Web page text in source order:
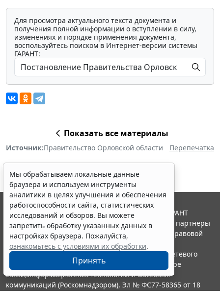
Для просмотра актуального текста документа и
получения полной информации о вступлении в силу,
изменениях и порядке применения документа,
воспользуйтесь поиском в Интернет-версии системы
ГАРАНТ:
Показать все материалы
Источник:Правительство Орловской области Перепечатка
Мы обрабатываем локальные данные
браузера и используем инструменты
аналитики в целях улучшения и обеспечения
работоспособности сайта, статистических
исследований и обзоров. Вы можете
запретить обработку указанных данных в
настройках браузера. Пожалуйста,
ознакомьтесь с условиями их обработки.
Принять
© ООО "НПП "ГАРАНТ-СЕРВИС", 2026. Система ГАРАНТ
выпускается с 1990 года. Компания "Гарант" и ее партнеры
являются участниками Российской ассоциации правовой
информации ГАРАНТ.
Портал ГАРАНТ.РУ зарегистрирован в качестве сетевого
издания Федеральной службой по надзору в сфере
связи,информационных технологий и массовых
коммуникаций (Роскомнадзором), Эл № ФС77-58365 от 18